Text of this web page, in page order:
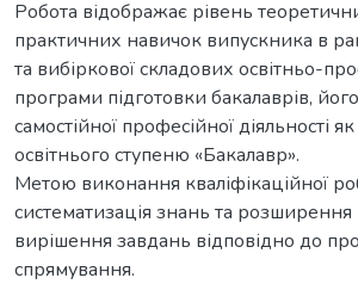
Робота відображає рівень
практичних навичок випускника в
та вибіркової складових освітньо-
програми підготовки бакалаврів,
самостійної професійної діяльності
освітнього ступеню «Бакалавр».
Метою виконання кваліфікаційної
систематизація знань та
вирішення завдань відповідно до
спрямування.